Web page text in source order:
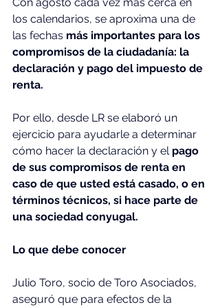
los calendarios, se aproxima una de
las fechas más importantes para los
compromisos de la ciudadanía: la
declaración y pago del impuesto de
renta.
Por ello, desde LR se elaboró un
ejercicio para ayudarle a determinar
cómo hacer la declaración y el pago
de sus compromisos de renta en
caso de que usted está casado, o en
términos técnicos, si hace parte de
una sociedad conyugal.
Lo que debe conocer
Julio Toro, socio de Toro Asociados,
aseguró que para efectos de la